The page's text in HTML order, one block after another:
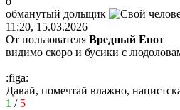
обманутый дольщик
11:20, 15.03.2026
От пользователя Вредный Енот
видимо скоро и бусики с
:figa:
Давай, помечтай влажно,
1 / 5